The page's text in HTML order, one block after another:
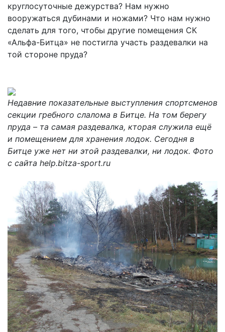
круглосуточные дежурства? Нам нужно
вооружаться дубинами и ножами? Что нам нужно
сделать для того, чтобы другие помещения СК
«Альфа-Битца» не постигла участь раздевалки на
той стороне пруда?
Недавние показательные выступления спортсменов
секции гребного слалома в Битце. На том берегу
пруда – та самая раздевалка, кторая служила ещё
и помещением для хранения лодок. Сегодня в
Битце уже нет ни этой раздевалки, ни лодок. Фото
с сайта help.bitza-sport.ru